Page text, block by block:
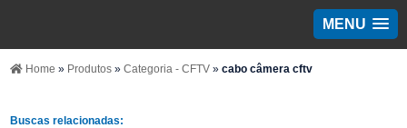
MENU
Home » Produtos»Categoria - CFTV»cabo câmera cftv
Buscas relacionadas: